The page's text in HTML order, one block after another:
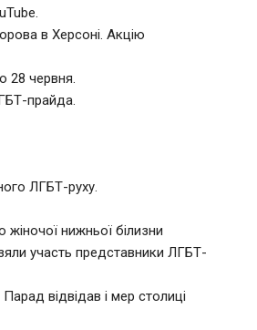
в Херсоні. Акцію
28 червня.
прайда.
ЛГБТ-руху.
нижньої білизни
участь представники ЛГБТ-
. Парад відвідав і мер столиці